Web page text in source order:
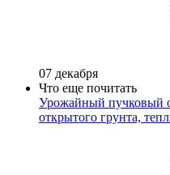
07 декабря
Что еще почитать
Урожайный пучковый
открытого грунта,